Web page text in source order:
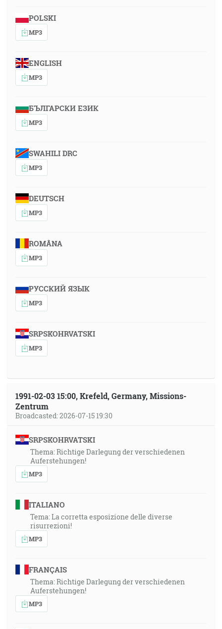
POLSKI
MP3
ENGLISH
MP3
БЪЛГАРСКИ ЕЗИК
MP3
SWAHILI DRC
MP3
DEUTSCH
MP3
ROMÂNA
MP3
РУССКИЙ ЯЗЫК
MP3
SRPSKOHRVATSKI
MP3
1991-02-03 15:00, Krefeld, Germany, Missions-
Zentrum
Broadcasted: 2026-07-15 19:30
SRPSKOHRVATSKI
Thema: Richtige Darlegung der verschiedenen
Auferstehungen!
MP3
ITALIANO
Tema: La corretta esposizione delle diverse
risurrezioni!
MP3
FRANÇAIS
Thema: Richtige Darlegung der verschiedenen
Auferstehungen!
MP3